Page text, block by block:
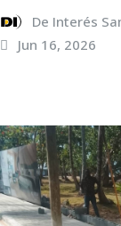
De Interés
Jun 16, 2026